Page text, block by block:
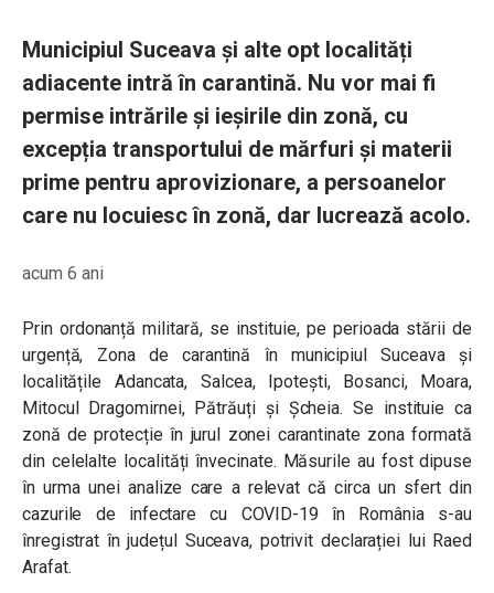
Municipiul Suceava și alte opt localități
adiacente intră în carantină. Nu vor mai fi
permise intrările și ieșirile din zonă, cu
excepția transportului de mărfuri și materii
prime pentru aprovizionare, a persoanelor
care nu locuiesc în zonă, dar lucrează acolo.
acum 6 ani
Prin ordonanță militară, se instituie, pe perioada stării de
urgență, Zona de carantină în municipiul Suceava și
localitățile Adancata, Salcea, Ipotești, Bosanci, Moara,
Mitocul Dragomirnei, Pătrăuți și Șcheia. Se instituie ca
zonă de protecție în jurul zonei carantinate zona formată
din celelalte localități învecinate. Măsurile au fost dipuse
în urma unei analize care a relevat că circa un sfert din
cazurile de infectare cu COVID-19 în România s-au
înregistrat în județul Suceava, potrivit declarației lui Raed
Arafat.